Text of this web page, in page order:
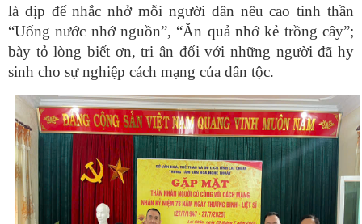
là dịp để nhắc nhở mỗi người dân nêu cao tinh thần
“Uống nước nhớ nguồn”, “Ăn quả nhớ kẻ trồng cây”;
bày tỏ lòng biết ơn, tri ân đối với những người đã hy
sinh cho sự nghiệp cách mạng của dân tộc.